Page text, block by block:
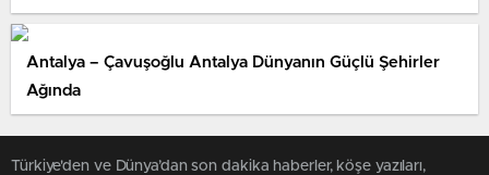
Antalya – Çavuşoğlu Antalya Dünyanın Güçlü Şehirler
Ağında
Türkiye'den ve Dünya’dan son dakika haberler, köşe yazıları,